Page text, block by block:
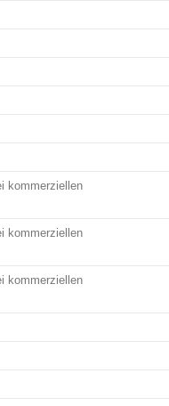
kommerziellen
kommerziellen
kommerziellen